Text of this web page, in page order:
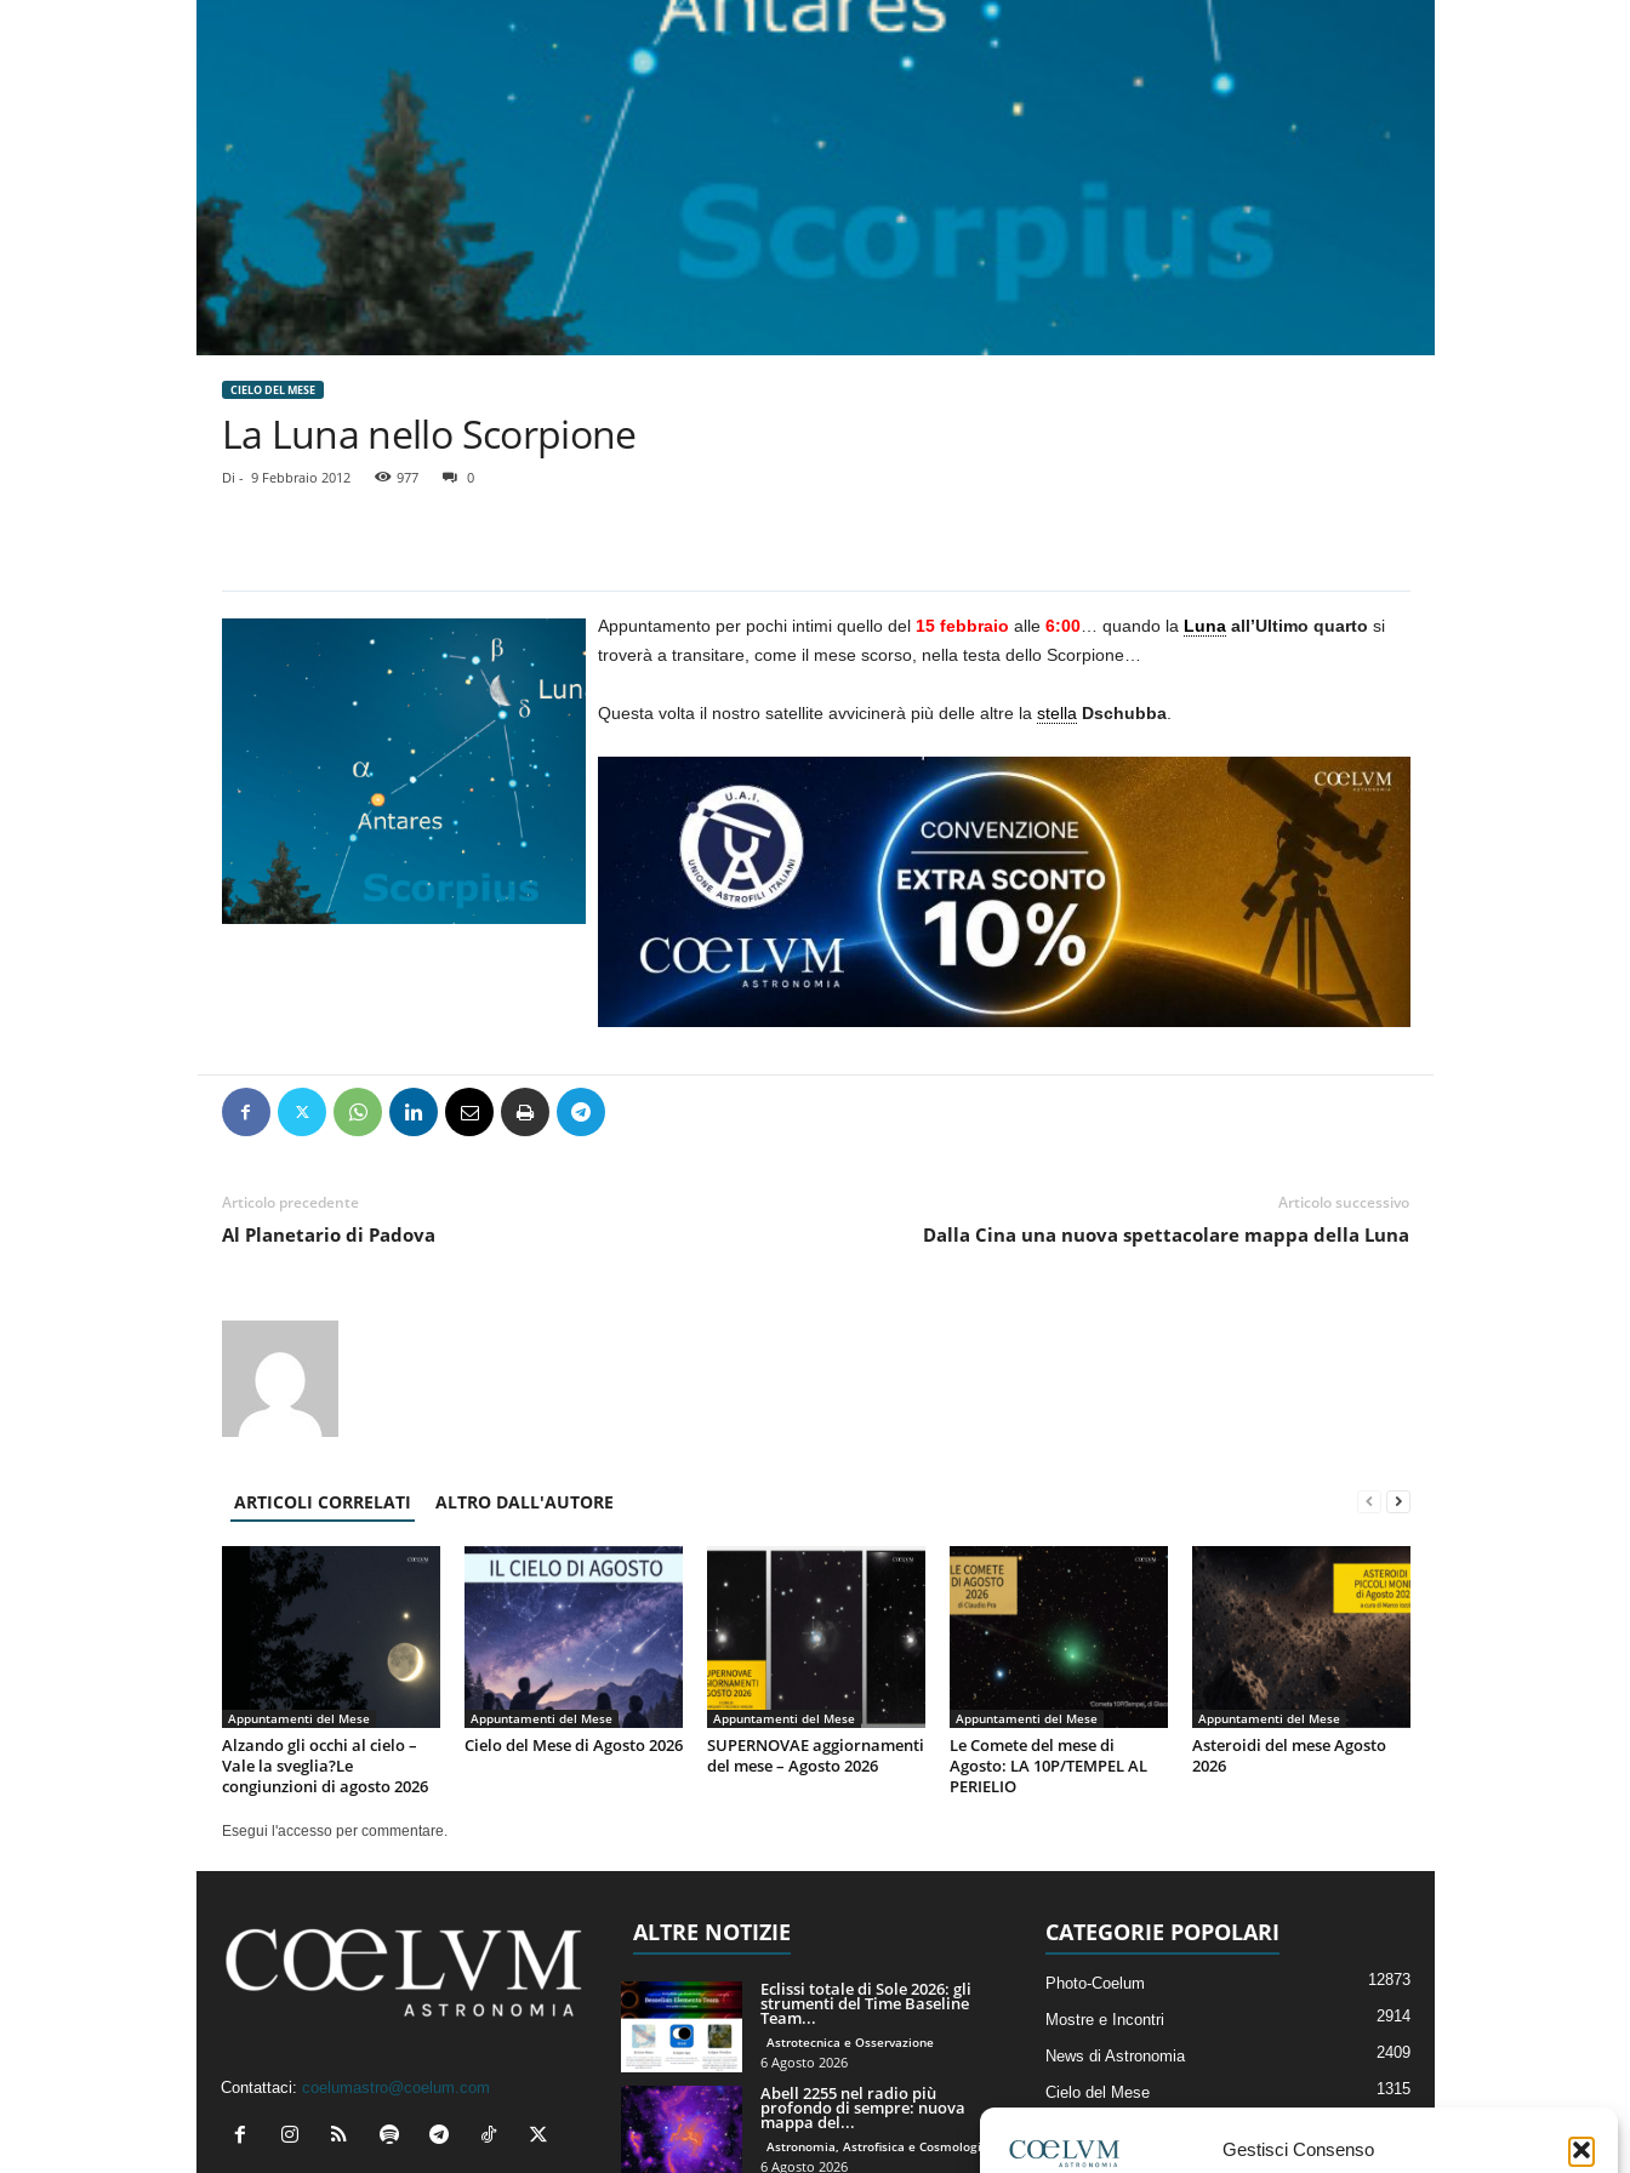
Gestisci Consenso
CIELO DEL MESE
La Luna nello Scorpione
Di - 9 Febbraio 2012 977 0
Appuntamento per pochi intimi quello del 15 febbraio alle 6:00… quando la Lunaall’Ultimo quarto si
troverà a transitare, come il mese scorso, nella testa dello Scorpione…
Questa volta il nostro satellite avvicinerà più delle altre la stella Dschubba.
Articolo precedente
Al Planetario di Padova
Articolo successivo
Dalla Cina una nuova spettacolare mappa della Luna
ARTICOLI CORRELATI ALTRO DALL'AUTORE
Appuntamenti del Mese
Alzando gli occhi al cielo –
Vale la sveglia?Le
congiunzioni di agosto 2026
Appuntamenti del Mese
Cielo del Mese di Agosto 2026
Appuntamenti del Mese
SUPERNOVAE aggiornamenti
del mese – Agosto 2026
Appuntamenti del Mese
Le Comete del mese di
Agosto: LA 10P/TEMPEL AL
PERIELIO
Appuntamenti del Mese
Asteroidi del mese Agosto
2026
Esegui l'accesso per commentare.
Contattaci: coelumastro@coelum.com
ALTRE NOTIZIE
Eclissi totale di Sole 2026: gli
strumenti del Time Baseline
Team...
Astrotecnica e Osservazione
6 Agosto 2026
Abell 2255 nel radio più
profondo di sempre: nuova
mappa del...
Astronomia, Astrofisica e Cosmologia
6 Agosto 2026
CATEGORIE POPOLARI
Photo-Coelum 12873
Mostre e Incontri 2914
News di Astronomia 2409
Cielo del Mese 1315
Articoli e Risorse On-Line